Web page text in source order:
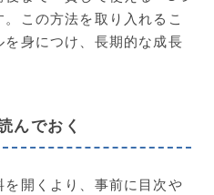
この方法を取り入れるこ
身につけ、長期的な成長
んでおく
開くより、事前に目次や